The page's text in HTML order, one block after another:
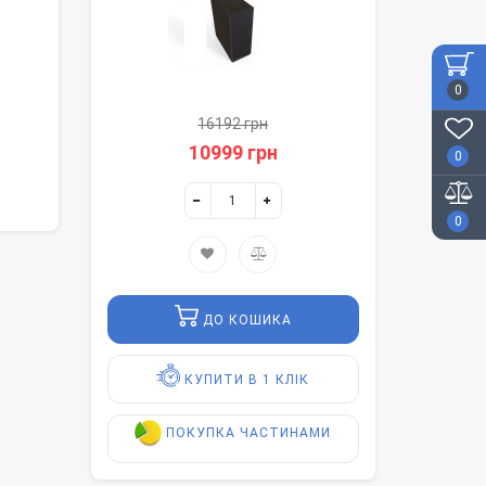
0
0
0
16192 грн
10999 грн
ДО КОШИКА
КУПИТИ В 1 КЛІК
ПОКУПКА ЧАСТИНАМИ